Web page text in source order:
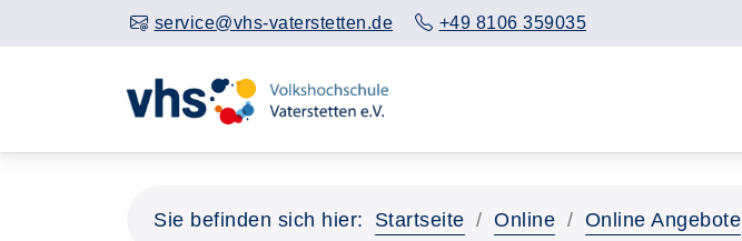
service@vhs-vaterstetten.de +49 8106 359035
Sie befinden sich hier: Startseite Online Online Angebote